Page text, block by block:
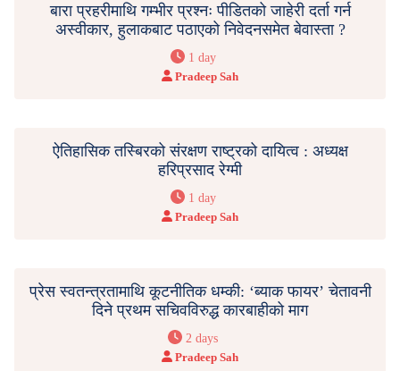
बारा प्रहरीमाथि गम्भीर प्रश्नः पीडितको जाहेरी दर्ता गर्न
अस्वीकार, हुलाकबाट पठाएको निवेदनसमेत बेवास्ता ?
1 day
Pradeep Sah
ऐतिहासिक तस्बिरको संरक्षण राष्ट्रको दायित्व : अध्यक्ष
हरिप्रसाद रेग्मी
1 day
Pradeep Sah
प्रेस स्वतन्त्रतामाथि कूटनीतिक धम्की: ‘ब्याक फायर’ चेतावनी
दिने प्रथम सचिवविरुद्ध कारबाहीको माग
2 days
Pradeep Sah